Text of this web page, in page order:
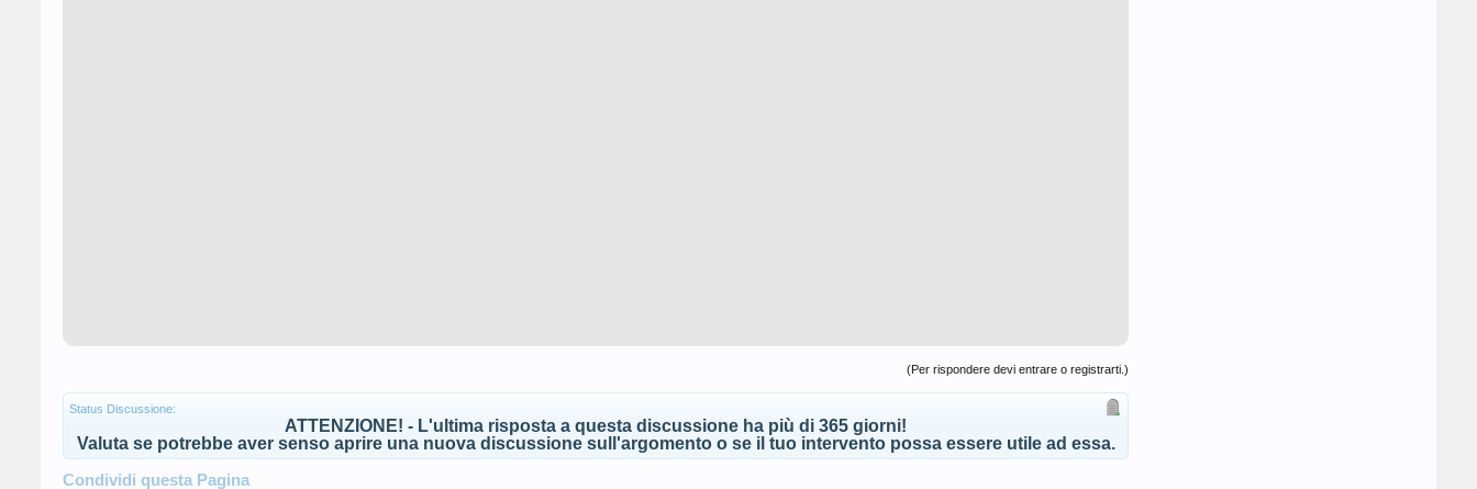
(Per rispondere devi entrare o registrarti.)
Status Discussione:
ATTENZIONE! - L'ultima risposta a questa discussione ha più di 365 giorni!
Valuta se potrebbe aver senso aprire una nuova discussione sull'argomento o se il tuo intervento possa essere utile ad essa.
Condividi questa Pagina